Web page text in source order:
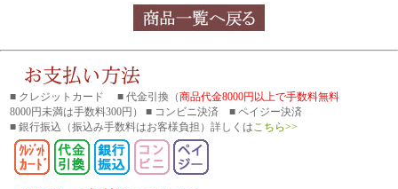
■ クレジットカード ■ 代金引換（商品代金8000円以上で手数料無料
8000円未満は手数料300円） ■ コンビニ決済 ■ ペイジー決済
■ 銀行振込 （振込み手数料はお客様負担）詳しくは こちら>>